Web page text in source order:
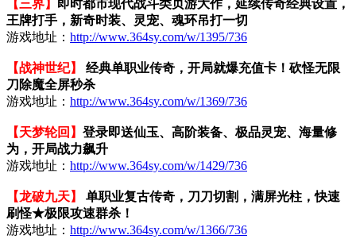
【三界】
即时都市现代战斗类页游大作，延续传奇经典设置，
王牌打手，新奇时装、灵宠、魂环吊打一切
游戏地址： http://www.364sy.com/w/1395/736
【战神世纪】
经典单职业传奇，开局就爆充值卡！砍怪无限
刀除魔全屏秒杀
游戏地址： http://www.364sy.com/w/1369/736
【天梦轮回】 登录即送仙玉、高阶装备、极品灵宠、海量修
为，开局战力飙升
游戏地址： http://www.364sy.com/w/1429/736
【龙破九天】
单职业复古传奇，刀刀切割，满屏光柱，快速
刷怪★极限攻速群杀！
游戏地址： http://www.364sy.com/w/1366/736